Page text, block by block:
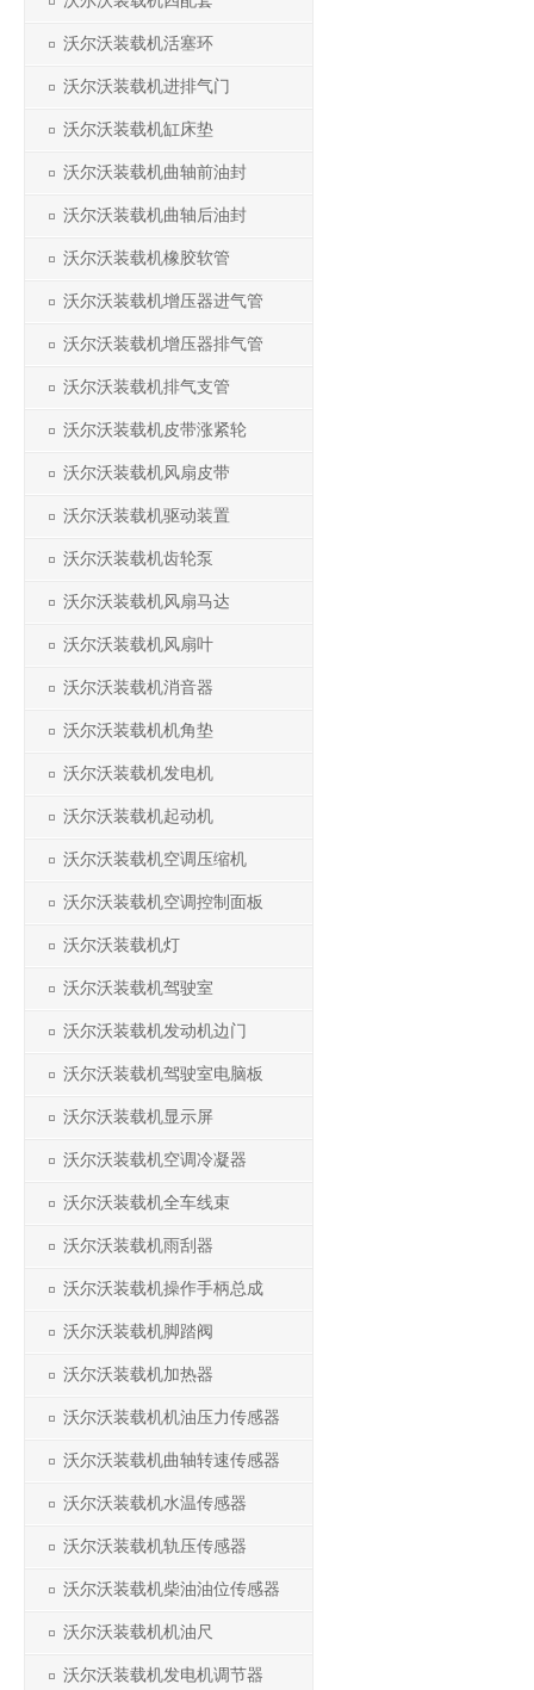
沃尔沃装载机活塞环
沃尔沃装载机进排气门
沃尔沃装载机缸床垫
沃尔沃装载机曲轴前油封
沃尔沃装载机曲轴后油封
沃尔沃装载机橡胶软管
沃尔沃装载机增压器进气管
沃尔沃装载机增压器排气管
沃尔沃装载机排气支管
沃尔沃装载机皮带涨紧轮
沃尔沃装载机风扇皮带
沃尔沃装载机驱动装置
沃尔沃装载机齿轮泵
沃尔沃装载机风扇马达
沃尔沃装载机风扇叶
沃尔沃装载机消音器
沃尔沃装载机机角垫
沃尔沃装载机发电机
沃尔沃装载机起动机
沃尔沃装载机空调压缩机
沃尔沃装载机空调控制面板
沃尔沃装载机灯
沃尔沃装载机驾驶室
沃尔沃装载机发动机边门
沃尔沃装载机驾驶室电脑板
沃尔沃装载机显示屏
沃尔沃装载机空调冷凝器
沃尔沃装载机全车线束
沃尔沃装载机雨刮器
沃尔沃装载机操作手柄总成
沃尔沃装载机脚踏阀
沃尔沃装载机加热器
沃尔沃装载机机油压力传感器
沃尔沃装载机曲轴转速传感器
沃尔沃装载机水温传感器
沃尔沃装载机轨压传感器
沃尔沃装载机柴油油位传感器
沃尔沃装载机机油尺
沃尔沃装载机发电机调节器